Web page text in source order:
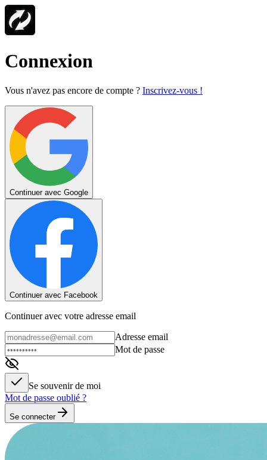
Connexion
Vous n'avez pas encore de compte ? Inscrivez-vous !
Continuer avec Google
Continuer avec Facebook
Continuer avec votre adresse email
Adresse email
Mot de passe
Se souvenir de moi
Mot de passe oublié ?
Se connecter